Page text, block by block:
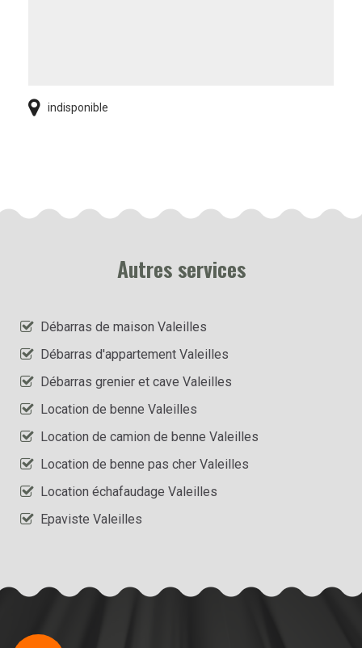
indisponible
Autres services
Débarras de maison Valeilles
Débarras d'appartement Valeilles
Débarras grenier et cave Valeilles
Location de benne Valeilles
Location de camion de benne Valeilles
Location de benne pas cher Valeilles
Location échafaudage Valeilles
Epaviste Valeilles